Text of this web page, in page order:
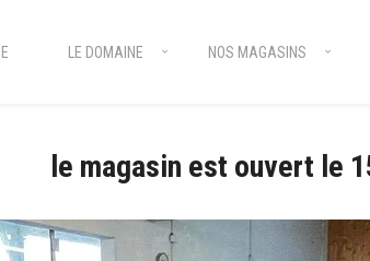
LE DOMAINE NOS MAGASINS
le magasin est ouvert le